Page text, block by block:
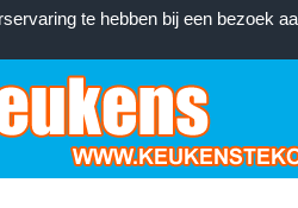
te hebben bij een bezoek